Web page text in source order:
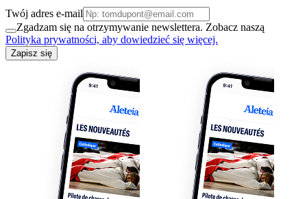
Twój adres e-mail
Zgadzam się na otrzymywanie newslettera. Zobacz naszą
Polityka prywatności, aby dowiedzieć się więcej.
Zapisz się